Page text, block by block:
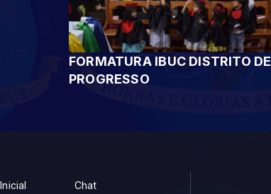
FORMATURA IBUC DISTRITO DE
PROGRESSO
Chat